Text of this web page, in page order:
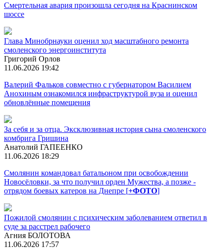
Смертельная авария произошла сегодня на Краснинском
шоссе
Глава Минобрнауки оценил ход масштабного ремонта
смоленского энергоинститута
Григорий Орлов
11.06.2026 19:42
Валерий Фальков совместно с губернатором Василием
Анохиным ознакомился инфраструктурой вуза и оценил
обновлённые помещения
За себя и за отца. Эксклюзивная история сына смоленского
комбрига Гришина
Анатолий ГАПЕЕНКО
11.06.2026 18:29
Смолянин командовал батальоном при освобождении
Новосёловки, за что получил орден Мужества, а позже -
отрядом боевых катеров на Днепре [+ФОТО]
Пожилой смолянин с психическим заболеванием ответил в
суде за расстрел рабочего
Агния БОЛОТОВА
11.06.2026 17:57